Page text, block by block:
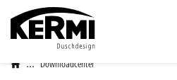
... Downloadcenter